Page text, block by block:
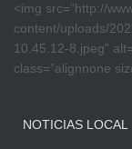
<img src=”http://
content/uploads/
10.45.12-8.jpeg”
class=”alignnone
NOTICIAS LOCAL